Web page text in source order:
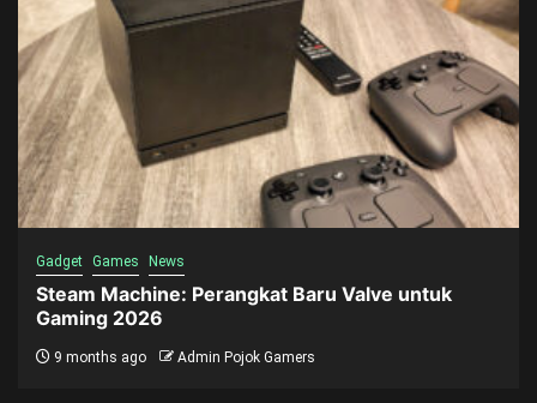
Gadget Games News
Steam Machine: Perangkat Baru Valve untuk
Gaming 2026
9 months ago Admin Pojok Gamers